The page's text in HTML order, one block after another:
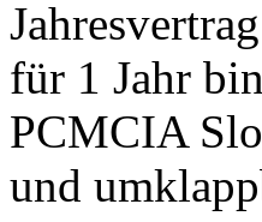
für 1 Jahr
PCMCIA
und